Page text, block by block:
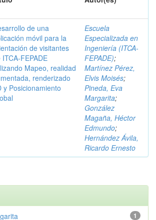
de una
móvil para la
de visitantes
ITCA-FEPADE
Mapeo, realidad
renderizado
y Posicionamiento
Escuela
Especializada en
Ingeniería (ITCA-
FEPADE);
Martínez Pérez,
Elvis Moisés;
Pineda, Eva
Margarita;
González
Magaña, Héctor
Edmundo;
Hernández Ávila,
Ricardo Ernesto
1